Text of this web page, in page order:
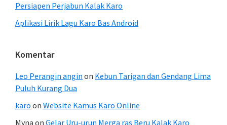
Persiapen Perjabun Kalak Karo
Aplikasi Lirik Lagu Karo Bas Android
Komentar
Leo Perangin angin on Kebun Tarigan dan Gendang Lima
Puluh Kurang Dua
karo on Website Kamus Karo Online
Myna on Gelar Uru-urun Merga ras Beru Kalak Karo